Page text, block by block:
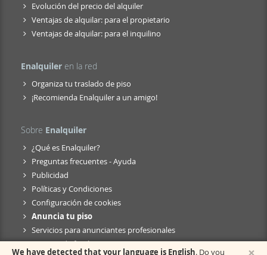
Evolución del precio del alquiler
Ventajas de alquilar: para el propietario
Ventajas de alquilar: para el inquilino
Enalquiler en la red
Organiza tu traslado de piso
¡Recomienda Enalquiler a un amigo!
Sobre Enalquiler
¿Qué es Enalquiler?
Preguntas frecuentes - Ayuda
Publicidad
Políticas y Condiciones
Configuración de cookies
Anuncia tu piso
Servicios para anunciantes profesionales
Anuncio de fusión
We have detected that your language is English. Do you